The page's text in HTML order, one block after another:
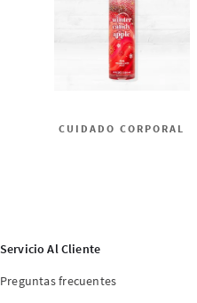
CUIDADO CORPORAL
Servicio Al Cliente
Preguntas frecuentes